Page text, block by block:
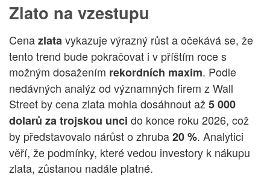
Zlato na vzestupu
Cenazlatavykazuje výrazný růst a očekává se, že
tento trend bude pokračovat i v příštím roce s
možným dosažením rekordních maxim. Podle
nedávných analýz od významných firem z Wall
Street by cena zlata mohla dosáhnout až 5 000
dolarů za trojskou unci do konce roku 2026, což
by představovalo nárůst o zhruba20 %. Analytici
věří, že podmínky, které vedou investory k nákupu
zlata, zůstanou nadále platné.